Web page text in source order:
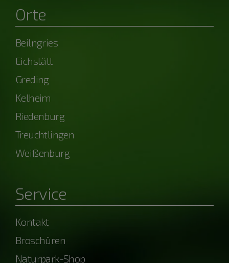
Orte
Beilngries
Eichstätt
Greding
Kelheim
Riedenburg
Treuchtlingen
Weißenburg
Service
Kontakt
Broschüren
Naturpark-Shop